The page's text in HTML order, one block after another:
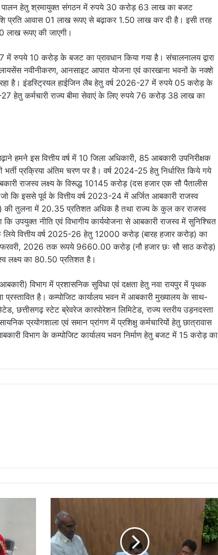
पालन हेतु श्रमायुक्त संगठन में रुपये 30 करोड़ 63 लाख का बजट
प्रति आवास 01 लाख रूपए से बढ़ाकर 1.50 लाख कर दी है। इसी तरह
लाख रूपए की जाएगी।
में रुपये 10 करोड़ के बजट का प्रावधान किया गया है। संचालनालय द्वारा
नवीनीकरण, आनसाइट आपात योजना एवं कारखाना भवनों के नक्शे
है। इंडस्ट्रियल हाईजिन लैब हेतु वर्ष 2026-27 में रुपये 05 करोड़ के
हेतु कर्मचारी राज्य बीमा सेवाएं के लिए रुपये 76 करोड़ 38 लाख का
हमने इस वित्तीय वर्ष में 10 जिला अधिकारी, 85 आबकारी उपनिरीक्षक
प्रक्रिया अंतिम चरण पर है। वर्ष 2024-25 हेतु निर्धारित किये गये
राजस्व लक्ष्य के विरूद्ध 10145 करोड़ (दस हजार एक सौ पैतालीस
कि इससे पूर्व के वित्तीय वर्ष 2023-24 में अर्जित आबकारी राजस्व
की तुलना में 20.35 प्रतिशत अधिक है तथा राज्य के कुल कर राजस्व
उपयुक्त नीति एवं विभागीय कार्ययोजना से आबकारी राजस्व में सुनिश्चित
लिये वित्तीय वर्ष 2025-26 हेतु 12000 करोड़ (बारह हजार करोड़) का
फरवरी, 2026 तक रूपये 9660.00 करोड़ (नौ हजार छः सौ साठ करोड़)
लक्ष्य का 80.50 प्रतिशत है।
विभाग में प्रशासनिक सुविधा एवं दक्षता हेतु नवा रायपुर में पृथक
प्रस्तावित है। कम्पोजिट कार्यालय भवन में आबकारी मुख्यालय के साथ-
छत्तीसगढ़ स्टेट ब्रेवरेज कारपोरेशन लिमिटेड, राज्य स्तरीय उड़नदस्ता
प्रयोगशाला एवं समान प्रांगण में प्रशिक्षु कर्मचारियों हेतु छात्रावास
विभाग के कम्पोजिट कार्यालय भवन निर्माण हेतु बजट में 15 करोड़ का